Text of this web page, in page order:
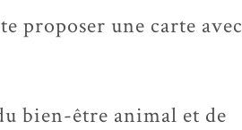
proposer une carte avec
bien-être animal et de